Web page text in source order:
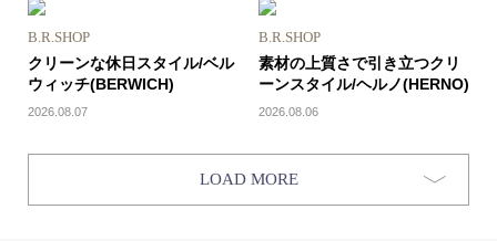
B.R.SHOP
クリーンな休日スタイル/ベル
ウィッチ(BERWICH)
2026.08.07
B.R.SHOP
素材の上質さで引き立つクリ
ーンスタイル/ヘルノ(HERNO)
2026.08.06
LOAD MORE